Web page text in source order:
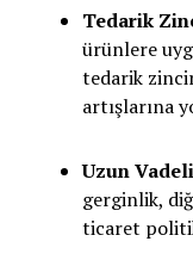
Tedarik
ürünlere
tedarik
artışlarına
Uzun
gerginlik,
ticaret